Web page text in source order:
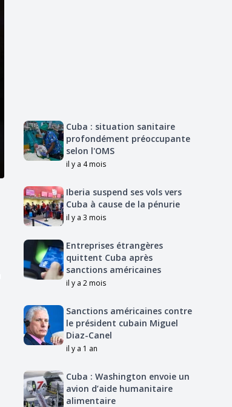
Cuba : situation sanitaire
profondément préoccupante
selon l'OMS
il y a 4 mois
Iberia suspend ses vols vers
Cuba à cause de la pénurie
il y a 3 mois
Entreprises étrangères
quittent Cuba après
sanctions américaines
il y a 2 mois
Sanctions américaines contre
le président cubain Miguel
Diaz-Canel
il y a 1 an
Cuba : Washington envoie un
avion d’aide humanitaire
alimentaire